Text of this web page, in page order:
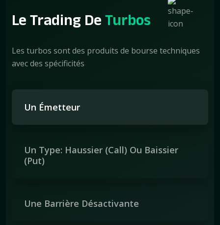
Le Trading DeTurbos
Les turbos sont des produits de bourse techniques
avec des spécificités
Un Émetteur
Un Type: Haussier (call) Ou Baissier
(put)
Une Barrière Désactivante